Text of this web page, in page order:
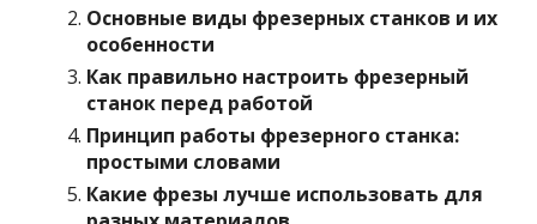
Основные виды фрезерных станков и их
особенности
Как правильно настроить фрезерный
станок перед работой
Принцип работы фрезерного станка:
простыми словами
Какие фрезы лучше использовать для